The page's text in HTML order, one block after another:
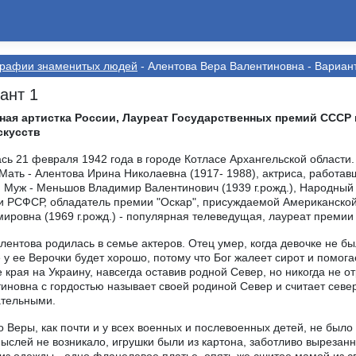
знаменитых людей - Алентова Вера Валентиновна -
1
артистка России, Лауреат Государственных премий
21 февраля 1942 года в городе Котласе Архангельской
- Алентова Ирина Николаевна (1917- 1988), актриса,
- Меньшов Владимир Валентинович (1939 г.рожд.), Народный
обладатель премии "Оскар", присуждаемой
(1969 г.рожд.) - популярная телеведущая, лауреат
родилась в семье актеров. Отец умер, когда девочке не
у ее Верочки будет хорошо, потому что Бог жалеет сирот и
края на Украину, навсегда оставив родной Север, но никогда не
с гордостью называет своей родиной Север и считает
Веры, как почти и у всех военных и послевоенных детей, не
не возникало, игрушки были из картона, заботливо